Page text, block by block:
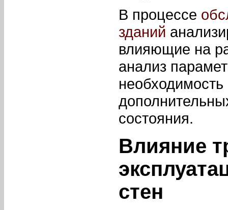
В процессе
зданий
влияющие на
анализ
необходимость
состояния.
Влияние
стен